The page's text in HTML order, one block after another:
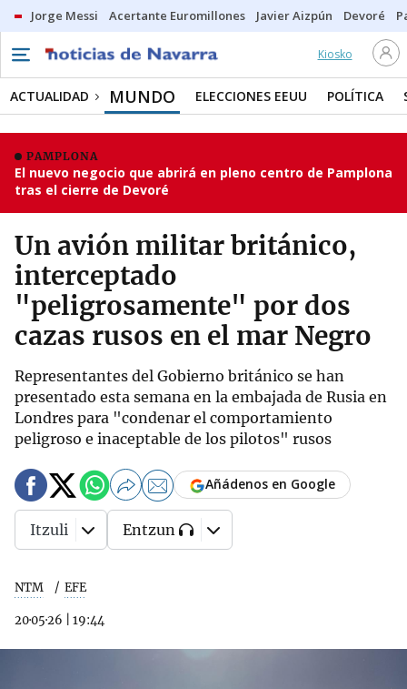
Jorge Messi Acertante Euromillones Javier Aizpún Devoré
Kiosko
ACTUALIDAD MUNDO ELECCIONES EEUU POLÍTICA
PAMPLONA
El nuevo negocio que abrirá en pleno centro de Pamplona
tras el cierre de Devoré
Un avión militar británico,
interceptado
"peligrosamente" por dos
cazas rusos en el mar Negro
Representantes del Gobierno británico se han
presentado esta semana en la embajada de Rusia en
Londres para "condenar el comportamiento
peligroso e inaceptable de los pilotos" rusos
NTM EFE
20·05·26 19:44
Añádenos en Google
Itzuli Entzun